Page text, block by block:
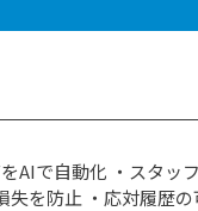
AIで自動化 ・スタッ
を防止 ・応対履歴